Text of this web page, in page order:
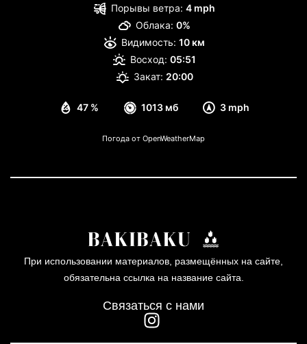
47 % 1013 мб 3 mph
Порывы ветра: 4 mph
Облака: 0%
Видимость: 10 км
Восход: 05:51
Закат: 20:00
Погода от OpenWeatherMap
При использовании материалов, размещённых на сайте,
обязательна ссылка на название сайта.
Связаться с нами